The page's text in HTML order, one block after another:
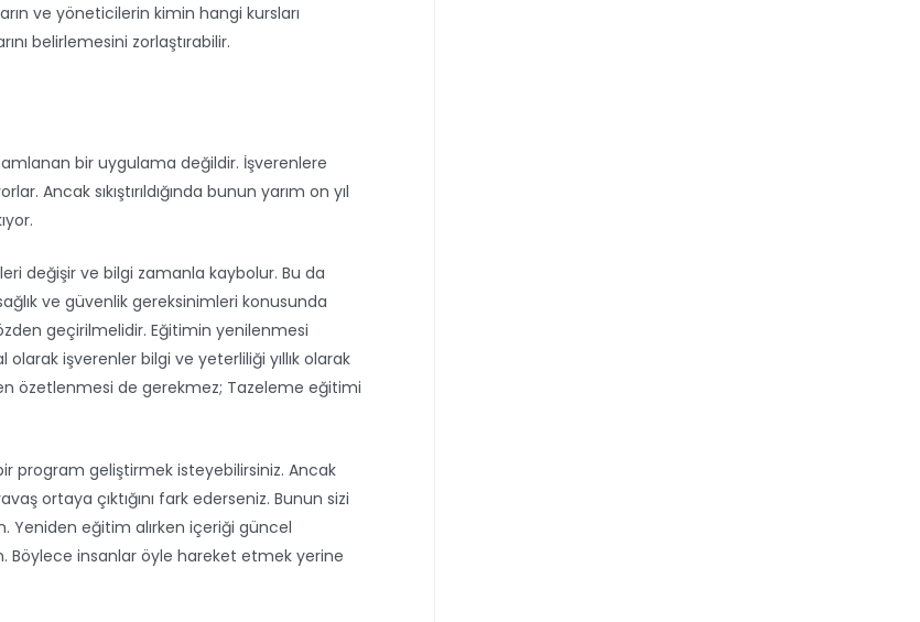
ve yöneticilerin kimin hangi kursları
belirlemesini zorlaştırabilir.
bir uygulama değildir. İşverenlere
sıkıştırıldığında bunun yarım on yıl
değişir ve bilgi zamanla kaybolur. Bu da
ve güvenlik gereksinimleri konusunda
geçirilmelidir. Eğitimin yenilenmesi
olarak işverenler bilgi ve yeterliliği yıllık olarak
özetlenmesi de gerekmez; Tazeleme eğitimi
program geliştirmek isteyebilirsiniz. Ancak
ortaya çıktığını fark ederseniz. Bunun sizi
Yeniden eğitim alırken içeriği güncel
insanlar öyle hareket etmek yerine